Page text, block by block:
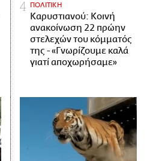
ΠΟΛΙΤΙΚΗ
Καρυστιανού: Κοινή
ανακοίνωση 22 πρώην
στελεχών του κόμματός
της - «Γνωρίζουμε καλά
γιατί αποχωρήσαμε»